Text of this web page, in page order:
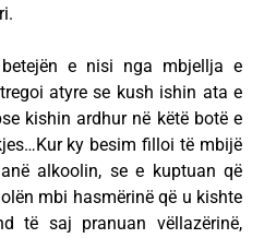
e nisi nga mbjellja e
atyre se kush ishin ata e
kishin ardhur në këtë botë e
ky besim filloi të mbijë
alkoolin, se e kuptuan që
mbi hasmërinë që u kishte
të saj pranuan vëllazërinë,